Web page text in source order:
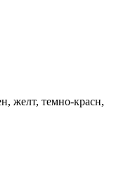
желт, темно-красн,